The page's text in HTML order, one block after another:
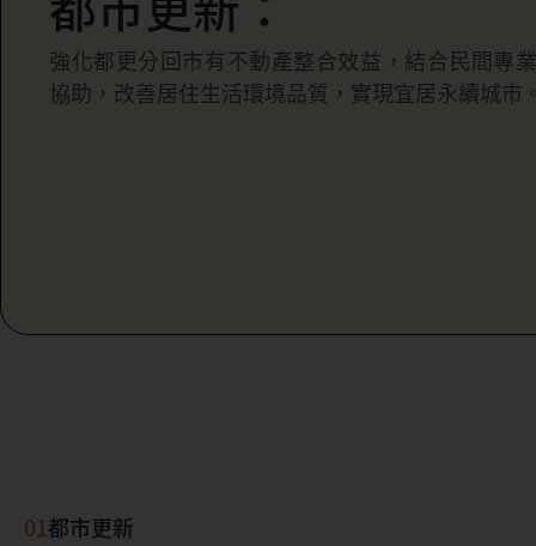
01都市更新
強化都更分回市有不動產整合效益，結合民間專
協助，改善居住生活環境品質，實現宜居永續城市